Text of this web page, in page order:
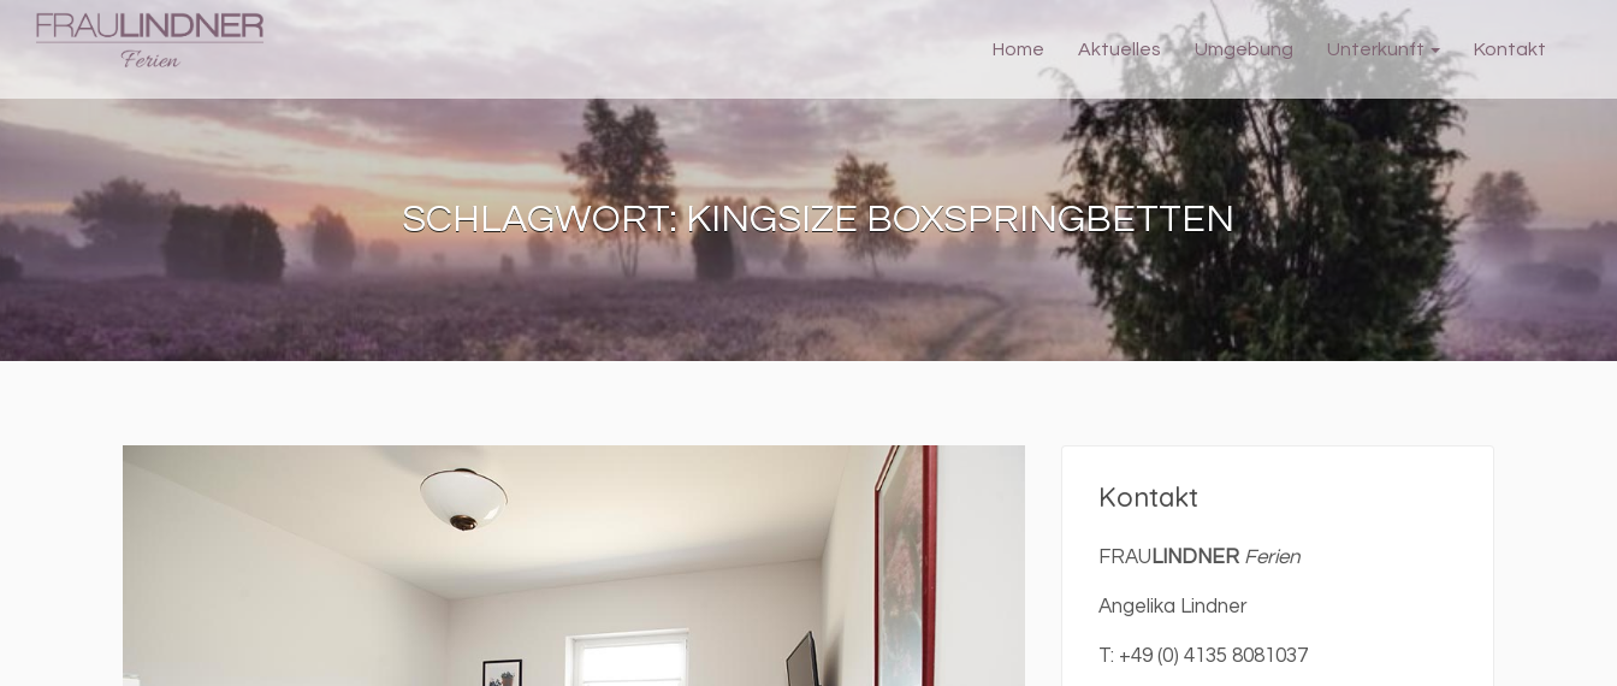
Home Aktuelles Umgebung Unterkunft Kontakt
SCHLAGWORT:KINGSIZE BOXSPRINGBETTEN
Kontakt
FRAU LINDNER Ferien
Angelika Lindner
T: +49 (0) 4135 8081037